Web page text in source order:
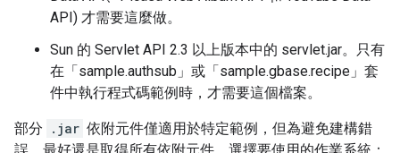
API) 才需要這麼做。
Sun 的 Servlet API 2.3 以上版本中的 servlet.jar。只有
在「sample.authsub」或「sample.gbase.recipe」套
件中執行程式碼範例時，才需要這個檔案。
部分 .jar 依附元件僅適用於特定範例，但為避免建構錯